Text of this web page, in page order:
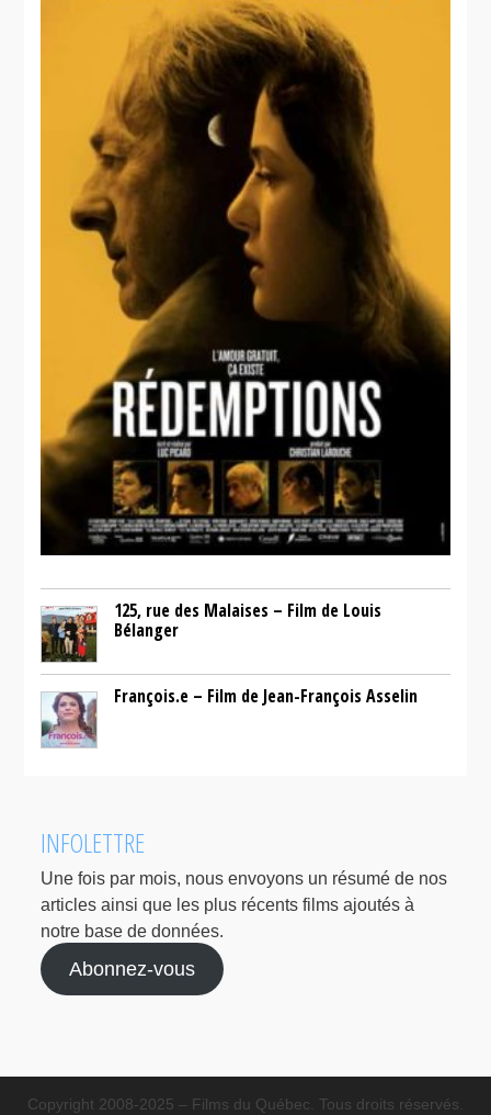
125, rue des Malaises – Film de Louis
Bélanger
François.e – Film de Jean-François Asselin
INFOLETTRE
Une fois par mois, nous envoyons un résumé de nos
articles ainsi que les plus récents films ajoutés à
notre base de données.
Abonnez-vous
Copyright 2008-2025 – Films du Québec. Tous droits réservés.